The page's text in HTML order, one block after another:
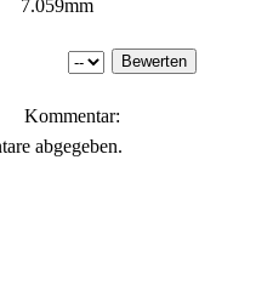
7.059mm
Kommentar:
abgegeben.